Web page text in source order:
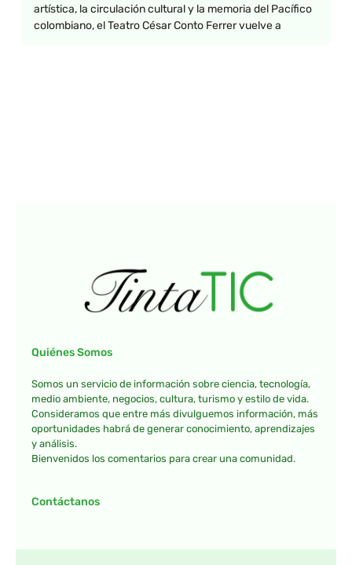
artística, la circulación cultural y la memoria del Pacífico
colombiano, el Teatro César Conto Ferrer vuelve a
Quiénes Somos
Somos un servicio de información sobre ciencia, tecnología,
medio ambiente, negocios, cultura, turismo y estilo de vida.
Consideramos que entre más divulguemos información, más
oportunidades habrá de generar conocimiento, aprendizajes
y análisis.
Bienvenidos los comentarios para crear una comunidad.
Contáctanos